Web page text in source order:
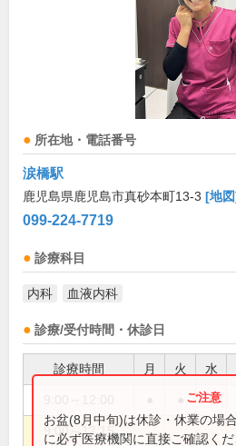
所在地・電話番号
涙橋駅
鹿児島県鹿児島市真砂本町13-3 [地
099-224-7719
診療科目
内科 血液内科
診療/受付時間・休診日
診療時間 月 火 水
●
9:00～12:15
お盆(8月中旬)は休診・休業の場
に必ず医療機関に直接ご確認くだ